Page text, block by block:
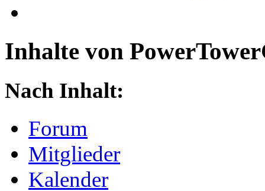
Inhalte von
Nach Inhalt:
Forum
Mitglieder
Kalender